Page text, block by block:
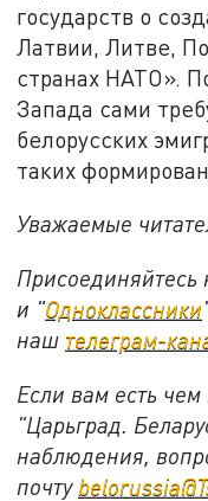
государств о
Латвии, Литве,
странах НАТО».
Запада сами
белорусских
таких
Уважаемые
Присоединяйтесь
и "Одноклассники
наш телеграм-
Если вам есть
"Царьград.
наблюдения,
почту